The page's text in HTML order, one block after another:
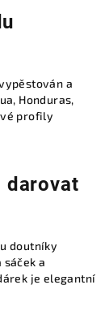
a
Honduras,
profily
darovat
doutníky
a
je elegantní